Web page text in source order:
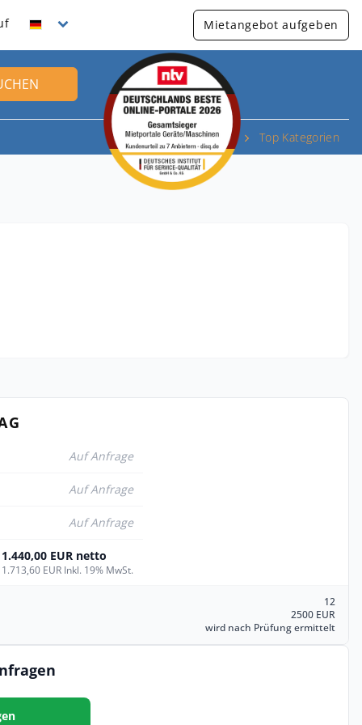
Mietangebot aufgeben
Top Kategorien
Auf Anfrage
Auf Anfrage
Auf Anfrage
1.440,00 EUR netto
1.713,60 EUR Inkl. 19% MwSt.
12
2500 EUR
wird nach Prüfung ermittelt